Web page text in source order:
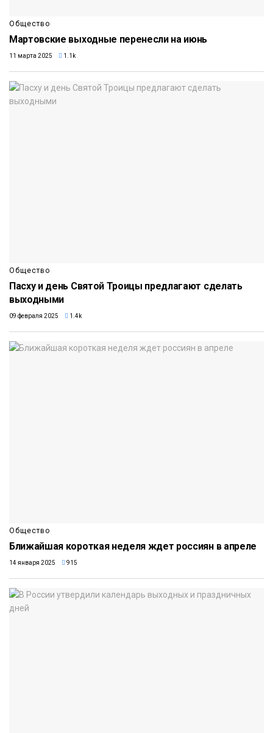
Общество
Мартовские выходные перенесли на июнь
11 марта 2025 1.1k
Общество
Пасху и день Святой Троицы предлагают сделать
выходными
09 февраля 2025 1.4k
Общество
Ближайшая короткая неделя ждет россиян в апреле
14 января 2025 915